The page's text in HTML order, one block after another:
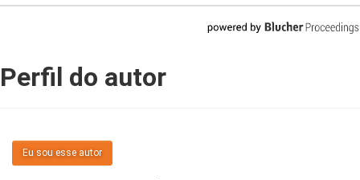
Perfil do autor
Eu sou esse autor